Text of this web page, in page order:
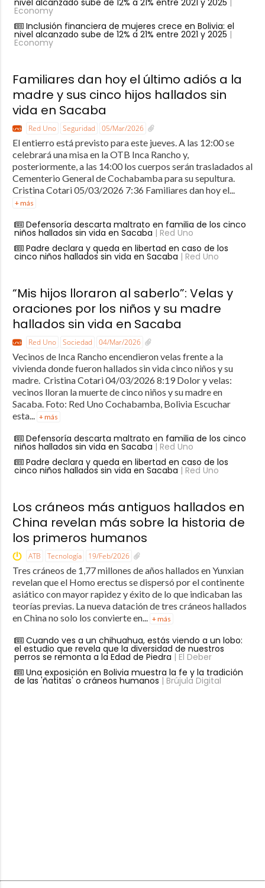
nivel alcanzado sube de 12% a 21% entre 2021 y 2025 |
Economy
Inclusión financiera de mujeres crece en Bolivia: el
nivel alcanzado sube de 12% a 21% entre 2021 y 2025 |
Economy
Familiares dan hoy el último adiós a la
madre y sus cinco hijos hallados sin
vida en Sacaba
Red Uno Seguridad 05/Mar/2026
El entierro está previsto para este jueves. A las 12:00 se
celebrará una misa en la OTB Inca Rancho y,
posteriormente, a las 14:00 los cuerpos serán trasladados al
Cementerio General de Cochabamba para su sepultura.
Cristina Cotari 05/03/2026 7:36 Familiares dan hoy el...
+ más
Defensoría descarta maltrato en familia de los cinco
niños hallados sin vida en Sacaba | Red Uno
Padre declara y queda en libertad en caso de los
cinco niños hallados sin vida en Sacaba | Red Uno
“Mis hijos lloraron al saberlo”: Velas y
oraciones por los niños y su madre
hallados sin vida en Sacaba
Red Uno Sociedad 04/Mar/2026
Vecinos de Inca Rancho encendieron velas frente a la
vivienda donde fueron hallados sin vida cinco niños y su
madre. Cristina Cotari 04/03/2026 8:19 Dolor y velas:
vecinos lloran la muerte de cinco niños y su madre en
Sacaba. Foto: Red Uno Cochabamba, Bolivia Escuchar
esta... + más
Defensoría descarta maltrato en familia de los cinco
niños hallados sin vida en Sacaba | Red Uno
Padre declara y queda en libertad en caso de los
cinco niños hallados sin vida en Sacaba | Red Uno
Los cráneos más antiguos hallados en
China revelan más sobre la historia de
los primeros humanos
ATB Tecnología 19/Feb/2026
Tres cráneos de 1,77 millones de años hallados en Yunxian
revelan que el Homo erectus se dispersó por el continente
asiático con mayor rapidez y éxito de lo que indicaban las
teorías previas. La nueva datación de tres cráneos hallados
en China no solo los convierte en... + más
Cuando ves a un chihuahua, estás viendo a un lobo:
el estudio que revela que la diversidad de nuestros
perros se remonta a la Edad de Piedra | El Deber
Una exposición en Bolivia muestra la fe y la tradición
de las 'ñatitas' o cráneos humanos | Brújula Digital